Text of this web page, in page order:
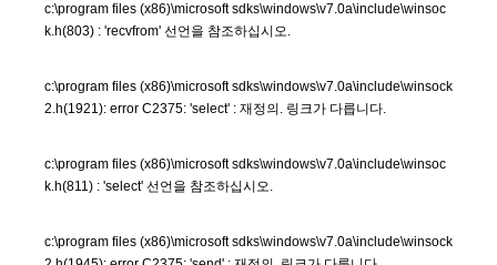
c:\program files (x86)\microsoft sdks\windows\v7.0a\include\winsoc
k.h(803) : 'recvfrom' 선언을 참조하십시오.
c:\program files (x86)\microsoft sdks\windows\v7.0a\include\winsock
2.h(1921): error C2375: 'select' : 재정의. 링크가 다릅니다.
c:\program files (x86)\microsoft sdks\windows\v7.0a\include\winsoc
k.h(811) : 'select' 선언을 참조하십시오.
c:\program files (x86)\microsoft sdks\windows\v7.0a\include\winsock